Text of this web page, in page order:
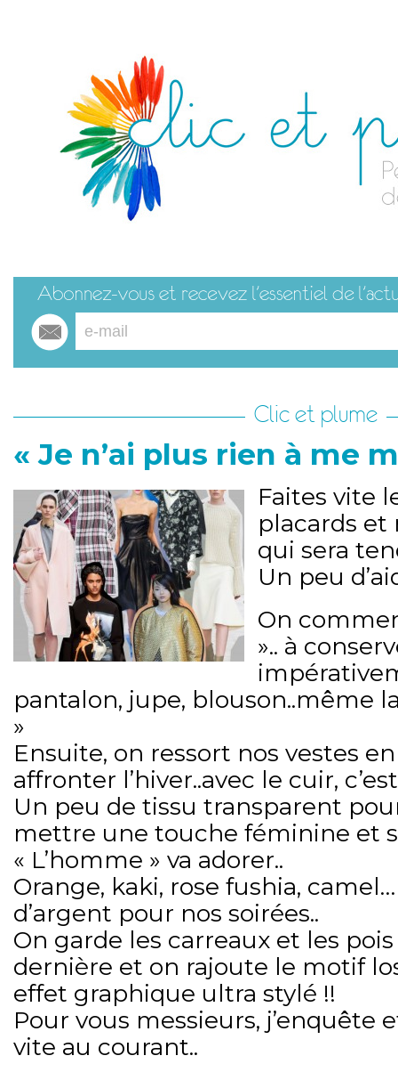
Clic et plume
« Je n’ai plus rien à me
Faites vite
placards et
qui sera
Un peu
On
».. à
pantalon, jupe, blouson..même
»
Ensuite, on ressort nos vestes
affronter l’hiver..avec le cuir,
Un peu de tissu transparent
mettre une touche féminine et
« L’homme » va adorer..
Orange, kaki, rose fushia,
d’argent pour nos soirées..
On garde les carreaux et les pois
dernière et on rajoute le motif
effet graphique ultra stylé !!
Pour vous messieurs, j’enquête
vite au courant..